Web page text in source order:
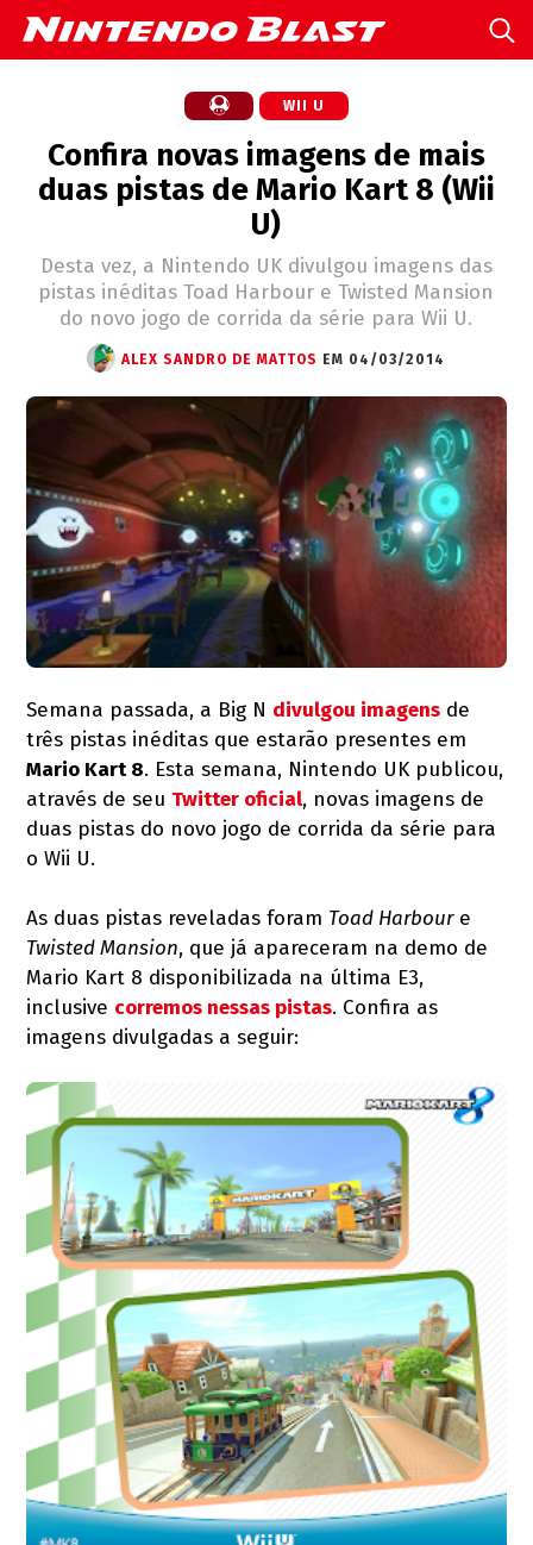
WII U
Confira novas imagens de mais
duas pistas de Mario Kart 8 (Wii
U)
Desta vez, a Nintendo UK divulgou imagens das
pistas inéditas Toad Harbour e Twisted Mansion
do novo jogo de corrida da série para Wii U.
ALEX SANDRO DE MATTOS EM 04/03/2014
Semana passada, a Big N divulgou imagens de
três pistas inéditas que estarão presentes em
Mario Kart 8. Esta semana, Nintendo UK publicou,
através de seu Twitter oficial, novas imagens de
duas pistas do novo jogo de corrida da série para
o Wii U.
As duas pistas reveladas foram Toad Harboure
Twisted Mansion, que já apareceram na demo de
Mario Kart 8 disponibilizada na última E3,
inclusive corremos nessas pistas. Confira as
imagens divulgadas a seguir: